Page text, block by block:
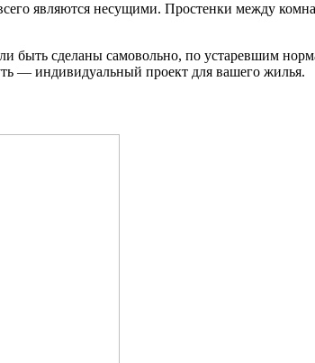
являются несущими. Простенки между
быть сделаны самовольно, по устаревшим
— индивидуальный проект для вашего жилья.